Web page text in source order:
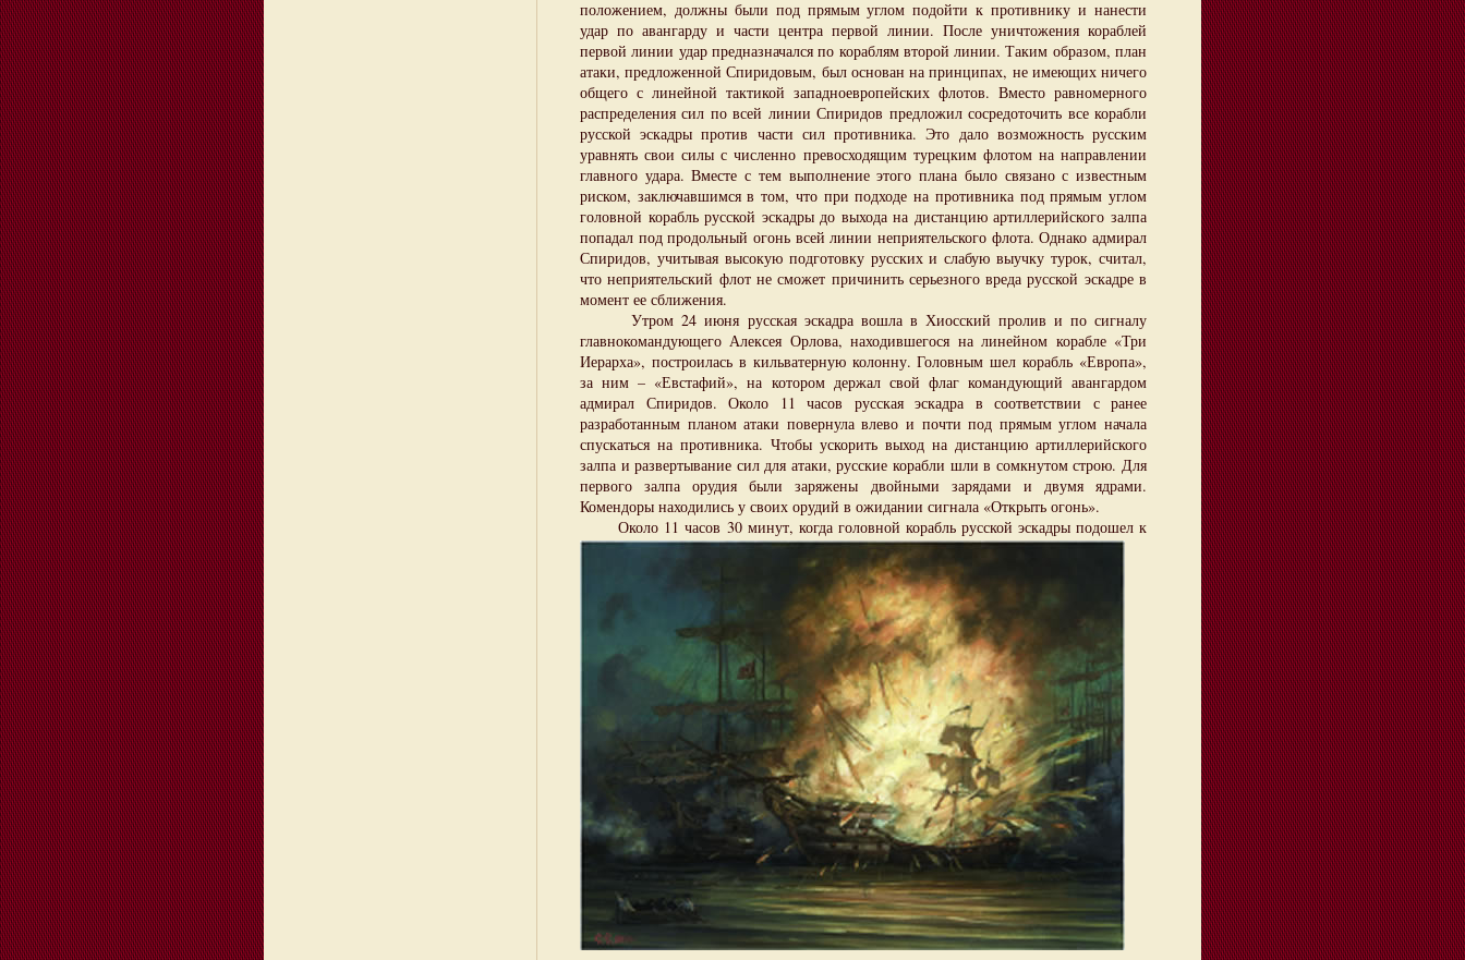
положением, должны были под прямым углом подойти к противнику и нанести
удар по авангарду и части центра первой линии. После уничтожения кораблей
первой линии удар предназначался по кораблям второй линии. Таким образом, план
атаки, предложенной Спиридовым, был основан на принципах, не имеющих ничего
общего с линейной тактикой западноевропейских флотов. Вместо равномерного
распределения сил по всей линии Спиридов предложил сосредоточить все корабли
русской эскадры против части сил противника. Это дало возможность русским
уравнять свои силы с численно превосходящим турецким флотом на направлении
главного удара. Вместе с тем выполнение этого плана было связано с известным
риском, заключавшимся в том, что при подходе на противника под прямым углом
головной корабль русской эскадры до выхода на дистанцию артиллерийского залпа
попадал под продольный огонь всей линии неприятельского флота. Однако адмирал
Спиридов, учитывая высокую подготовку русских и слабую выучку турок, считал,
что неприятельский флот не сможет причинить серьезного вреда русской эскадре в
момент ее сближения.
Утром 24 июня русская эскадра вошла в Хиосский пролив и по сигналу
главнокомандующего Алексея Орлова, находившегося на линейном корабле «Три
Иерарха», построилась в кильватерную колонну. Головным шел корабль «Европа»,
за ним – «Евстафий», на котором держал свой флаг командующий авангардом
адмирал Спиридов. Около 11 часов русская эскадра в соответствии с ранее
разработанным планом атаки повернула влево и почти под прямым углом начала
спускаться на противника. Чтобы ускорить выход на дистанцию артиллерийского
залпа и развертывание сил для атаки, русские корабли шли в сомкнутом строю. Для
первого залпа орудия были заряжены двойными зарядами и двумя ядрами.
Комендоры находились у своих орудий в ожидании сигнала «Открыть огонь».
Около 11 часов 30 минут, когда головной корабль русской эскадры подошел к